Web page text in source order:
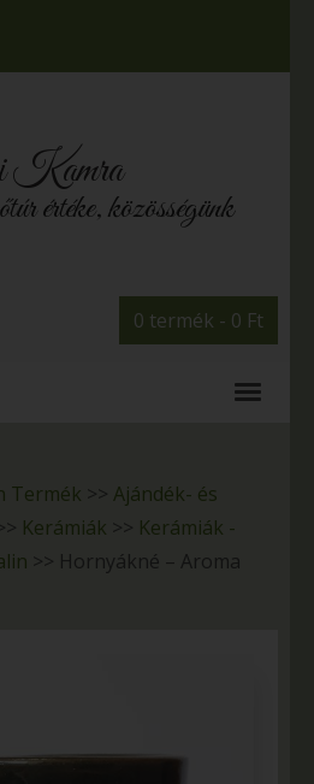
értéke, közösségünk
0 termék - 0 Ft
Termék >> Ajándék- és
>> Kerámiák >> Kerámiák -
>> Hornyákné – Aroma